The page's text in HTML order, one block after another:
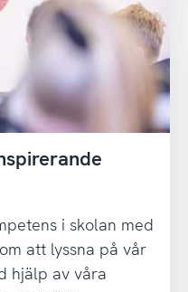
i skolan med
att lyssna på vår
hjälp av våra